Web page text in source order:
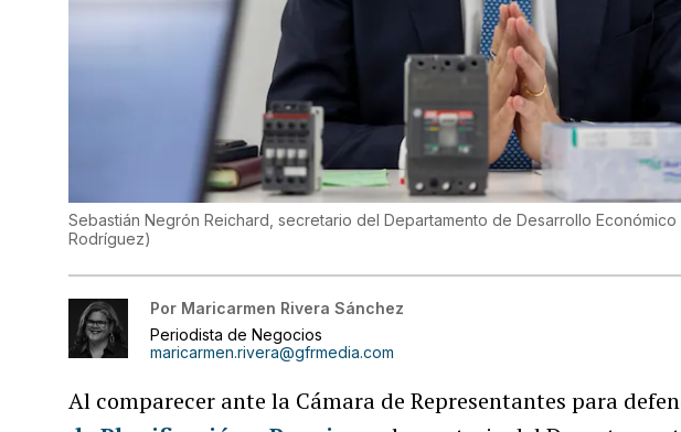
Sebastián Negrón Reichard, secretario del Departamento de Desarrollo Económico
Rodríguez)
Por Maricarmen Rivera Sánchez
Periodista de Negocios
maricarmen.rivera@gfrmedia.com
Al comparecer ante la Cámara de Representantes para